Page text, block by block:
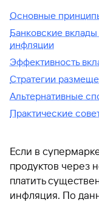
Основные
Банковские
инфляции
Эффективность
Стратегии
Альтернативные
Практические
Если в
продуктов через
платить
инфляция. По